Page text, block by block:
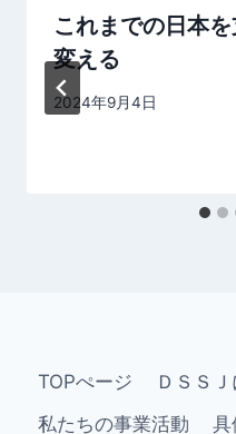
ンこれまでの日本
変える
By
2024年9月4日
TOPぺージ
ＤＳＳ
私たちの事業活動
具